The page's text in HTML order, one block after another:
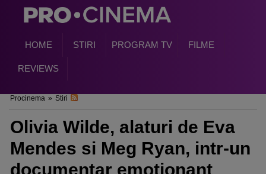
HOME STIRI PROGRAM TV FILME
REVIEWS
Procinema » Stiri
Olivia Wilde, alaturi de Eva
Mendes si Meg Ryan, intr-un
documentar emotionant